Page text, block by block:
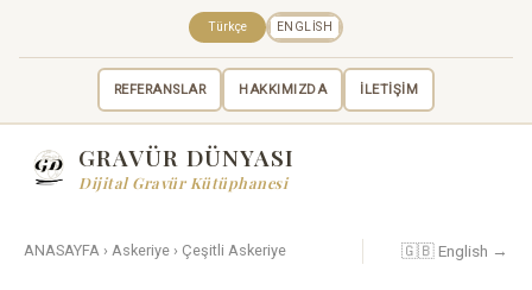
REFERANSLAR HAKKIMIZDA İLETİŞİM
Türkçe ENGLISH
GRAVÜR DÜNYASI
Dijital Gravür Kütüphanesi
ANASAYFA › Askeriye › Çeşitli Askeriye 🇬🇧 English →